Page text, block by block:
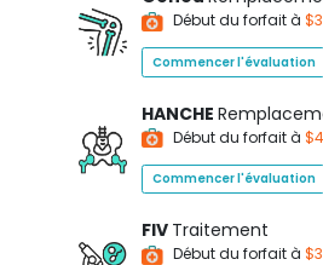
Début du forfait à
Commencer l'évaluation
HANCHE
Début du forfait à
Commencer l'évaluation
FIV Traitement
Début du forfait à